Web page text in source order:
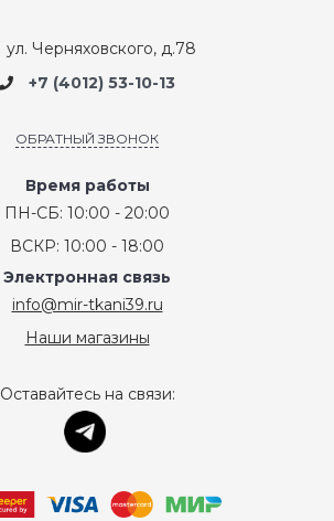
ул. Черняховского, д.78
+7 (4012) 53-10-13
ОБРАТНЫЙ ЗВОНОК
Время работы
ПН-СБ: 10:00 - 20:00
ВСКР: 10:00 - 18:00
Электронная связь
info@mir-tkani39.ru
Наши магазины
Оставайтесь на связи: